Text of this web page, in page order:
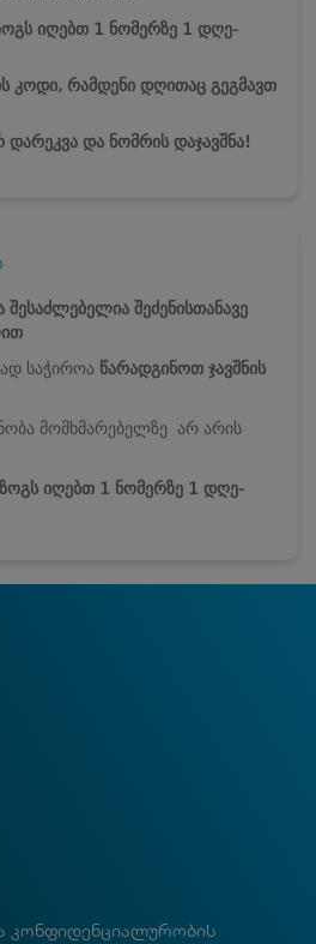
იღებთ 1 ნომერზე 1 დღე-
კოდი, რამდენი დღითაც გეგმავთ
დარეკვა და ნომრის დაჯავშნა!
შესაძლებელია შეძენისთანავე
საჭიროა წარადგინოთ ჯავშნის
მომხმარებელზე არ არის
იღებთ 1 ნომერზე 1 დღე-
კონფიდენციალურობის